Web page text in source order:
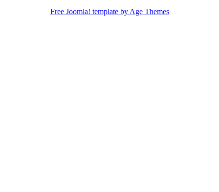
Free Joomla! template by Age Themes